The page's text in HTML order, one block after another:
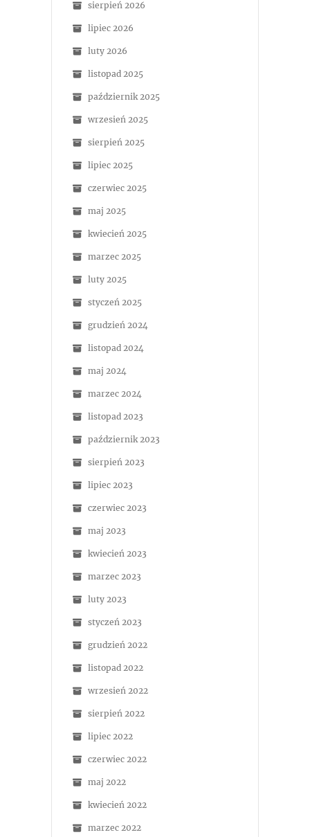
sierpień 2026
lipiec 2026
luty 2026
listopad 2025
październik 2025
wrzesień 2025
sierpień 2025
lipiec 2025
czerwiec 2025
maj 2025
kwiecień 2025
marzec 2025
luty 2025
styczeń 2025
grudzień 2024
listopad 2024
maj 2024
marzec 2024
listopad 2023
październik 2023
sierpień 2023
lipiec 2023
czerwiec 2023
maj 2023
kwiecień 2023
marzec 2023
luty 2023
styczeń 2023
grudzień 2022
listopad 2022
wrzesień 2022
sierpień 2022
lipiec 2022
czerwiec 2022
maj 2022
kwiecień 2022
marzec 2022